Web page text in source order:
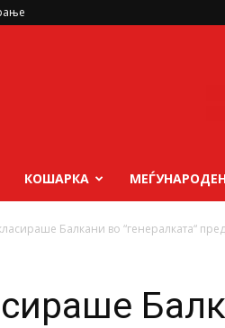
КОШАРКА
Балкани во “генералката“